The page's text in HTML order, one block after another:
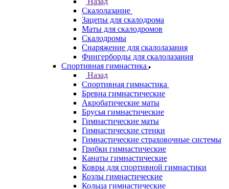
Скалолазание
Зацепы для скалодрома
Маты для скалодромов
Скалодромы
Снаряжение для скалолазания
Фингерборды для скалолазания
Спортивная гимнастика
Назад
Спортивная гимнастика
Бревна гимнастические
Акробатические маты
Брусья гимнастические
Гимнастические маты
Гимнастические стенки
Гимнастические страховочные системы
Грибки гимнастические
Канаты гимнастические
Ковры для спортивной гимнастики
Козлы гимнастические
Кольца гимнастические